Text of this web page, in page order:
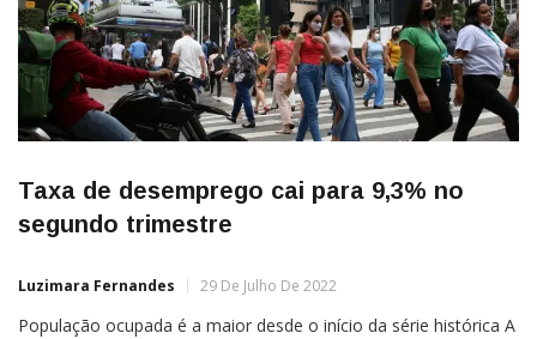
Taxa de desemprego cai para 9,3% no
segundo trimestre
Luzimara Fernandes 29 De Julho De 2022
População ocupada é a maior desde o início da série histórica A